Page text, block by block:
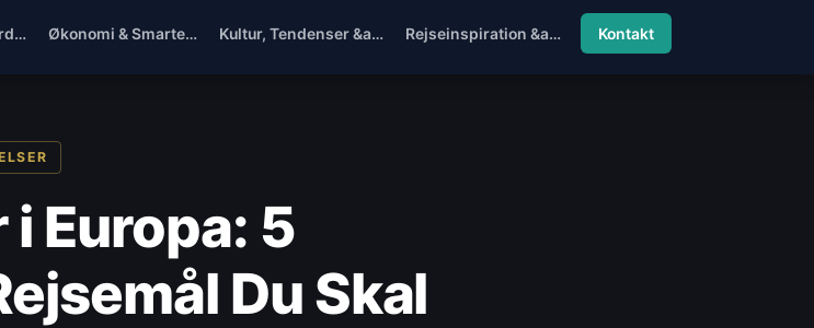
Økonomi & Smarte… Kultur, Tendenser &a… Rejseinspiration &am… Kontakt
Europa: 5
Du Skal